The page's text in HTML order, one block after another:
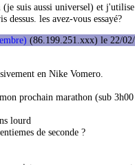
suis aussi universel) et
les avez-vous essayé?
(86.199.251.xxx) le 22/
en Nike Vomero.
prochain marathon (sub
lourd
de seconde ?